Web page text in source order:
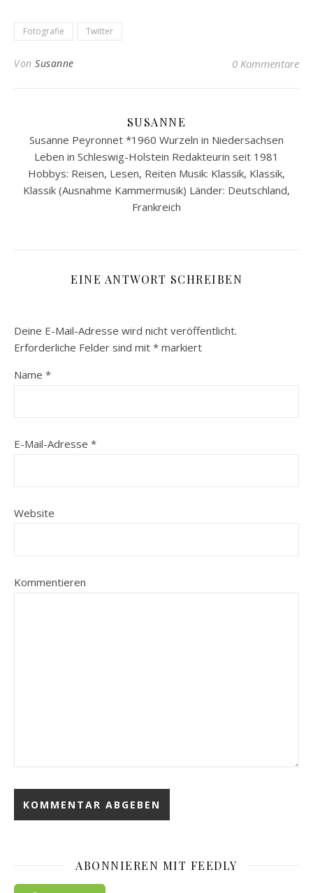
Fotografie Twitter
Von Susanne 0 Kommentare
SUSANNE
Susanne Peyronnet *1960 Wurzeln in Niedersachsen
Leben in Schleswig-Holstein Redakteurin seit 1981
Hobbys: Reisen, Lesen, Reiten Musik: Klassik, Klassik,
Klassik (Ausnahme Kammermusik) Länder: Deutschland,
Frankreich
EINE ANTWORT SCHREIBEN
Deine E-Mail-Adresse wird nicht veröffentlicht.
Erforderliche Felder sind mit * markiert
Name *
E-Mail-Adresse *
Website
Kommentieren
ABONNIEREN MIT FEEDLY